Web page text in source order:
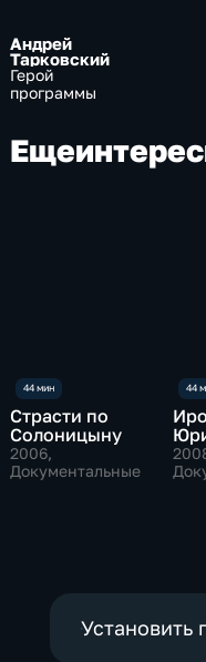
Андрей
Тарковский
Герой
программы
Еще
Страсти по
Солоницыну
2006,
Документальные